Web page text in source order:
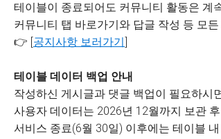
테이블이 종료되어도 커뮤니티 활동은 계
커뮤니티 탭 바로가기와 답글 작성 등 모
👉 [공지사항 보러가기]
테이블 데이터 백업 안내
작성하신 게시글과 댓글 백업이 필요하시
사용자 데이터는 2026년 12월까지 보관
서비스 종료(6월 30일) 이후에는 테이블